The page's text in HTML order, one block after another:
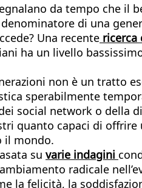
da tempo che il
di una
Una recente ricerca
ha un livello
non è un tratto
sperabilmente
social network o della
quanto capaci di
il mondo.
su varie indagini
radicale
la felicità, la